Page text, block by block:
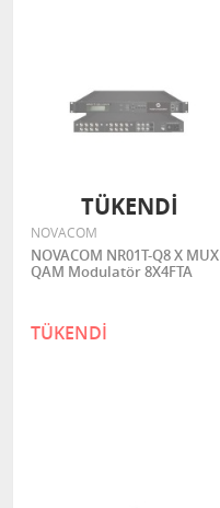
NOVACOM
NOVACOM NR01T-Q8 X MUX
QAM Modulatör 8X4FTA
TÜKENDİ
TÜKENDİ